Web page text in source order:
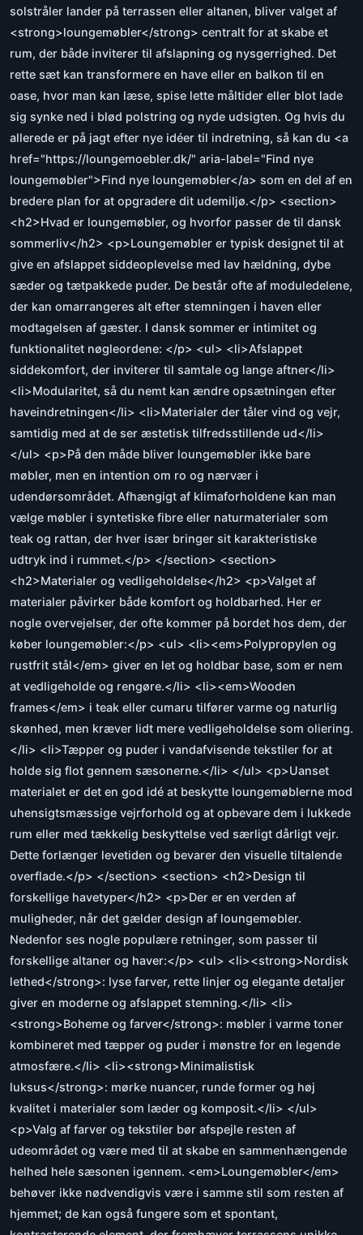
solstråler lander på terrassen eller altanen, bliver valget af
<strong>loungemøbler</strong> centralt for at skabe et
rum, der både inviterer til afslapning og nysgerrighed. Det
rette sæt kan transformere en have eller en balkon til en
oase, hvor man kan læse, spise lette måltider eller blot lade
sig synke ned i blød polstring og nyde udsigten. Og hvis du
allerede er på jagt efter nye idéer til indretning, så kan du <a
href="https://loungemoebler.dk/" aria-label="Find nye
loungemøbler">Find nye loungemøbler</a> som en del af en
bredere plan for at opgradere dit udemiljø.</p> <section>
<h2>Hvad er loungemøbler, og hvorfor passer de til dansk
sommerliv</h2> <p>Loungemøbler er typisk designet til at
give en afslappet siddeoplevelse med lav hældning, dybe
sæder og tætpakkede puder. De består ofte af moduledelene,
der kan omarrangeres alt efter stemningen i haven eller
modtagelsen af gæster. I dansk sommer er intimitet og
funktionalitet nøgleordene: </p> <ul> <li>Afslappet
siddekomfort, der inviterer til samtale og lange aftner</li>
<li>Modularitet, så du nemt kan ændre opsætningen efter
haveindretningen</li> <li>Materialer der tåler vind og vejr,
samtidig med at de ser æstetisk tilfredsstillende ud</li>
</ul> <p>På den måde bliver loungemøbler ikke bare
møbler, men en intention om ro og nærvær i
udendørsområdet. Afhængigt af klimaforholdene kan man
vælge møbler i syntetiske fibre eller naturmaterialer som
teak og rattan, der hver især bringer sit karakteristiske
udtryk ind i rummet.</p> </section> <section>
<h2>Materialer og vedligeholdelse</h2> <p>Valget af
materialer påvirker både komfort og holdbarhed. Her er
nogle overvejelser, der ofte kommer på bordet hos dem, der
køber loungemøbler:</p> <ul> <li><em>Polypropylen og
rustfrit stål</em> giver en let og holdbar base, som er nem
at vedligeholde og rengøre.</li> <li><em>Wooden
frames</em> i teak eller cumaru tilfører varme og naturlig
skønhed, men kræver lidt mere vedligeholdelse som oliering.
</li> <li>Tæpper og puder i vandafvisende tekstiler for at
holde sig flot gennem sæsonerne.</li> </ul> <p>Uanset
materialet er det en god idé at beskytte loungemøblerne mod
uhensigtsmæssige vejrforhold og at opbevare dem i lukkede
rum eller med tækkelig beskyttelse ved særligt dårligt vejr.
Dette forlænger levetiden og bevarer den visuelle tiltalende
overflade.</p> </section> <section> <h2>Design til
forskellige havetyper</h2> <p>Der er en verden af
muligheder, når det gælder design af loungemøbler.
Nedenfor ses nogle populære retninger, som passer til
forskellige altaner og haver:</p> <ul> <li><strong>Nordisk
lethed</strong>: lyse farver, rette linjer og elegante detaljer
giver en moderne og afslappet stemning.</li> <li>
<strong>Boheme og farver</strong>: møbler i varme toner
kombineret med tæpper og puder i mønstre for en legende
atmosfære.</li> <li><strong>Minimalistisk
luksus</strong>: mørke nuancer, runde former og høj
kvalitet i materialer som læder og komposit.</li> </ul>
<p>Valg af farver og tekstiler bør afspejle resten af
udeområdet og være med til at skabe en sammenhængende
helhed hele sæsonen igennem. <em>Loungemøbler</em>
behøver ikke nødvendigvis være i samme stil som resten af
hjemmet; de kan også fungere som et spontant,